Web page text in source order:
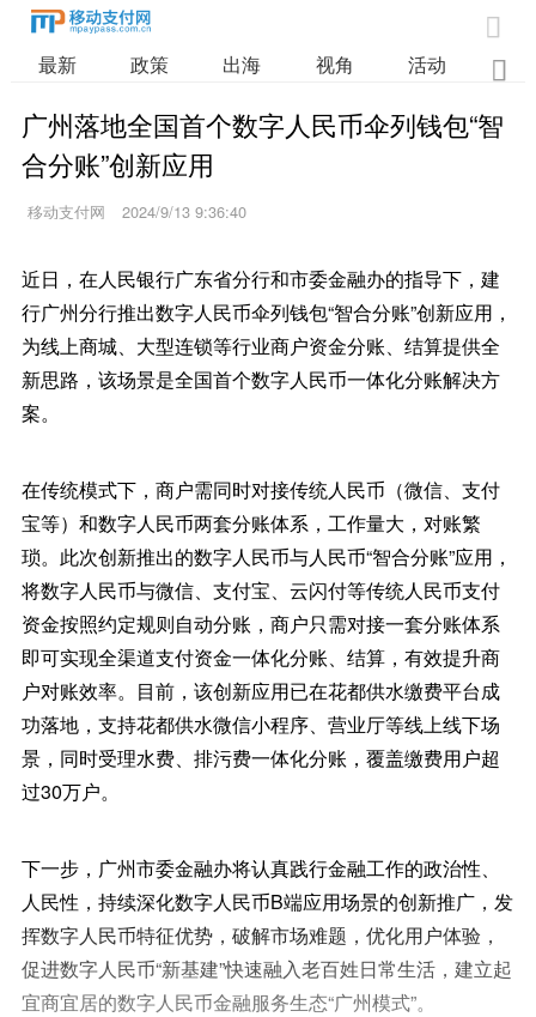

最新 政策 出海 视角 活动 业

广州落地全国首个数字人民币伞列钱包“智
合分账”创新应用
移动支付网 2024/9/13 9:36:40
近日，在人民银行广东省分行和市委金融办的指导下，建
行广州分行推出数字人民币伞列钱包“智合分账”创新应用，
为线上商城、大型连锁等行业商户资金分账、结算提供全
新思路，该场景是全国首个数字人民币一体化分账解决方
案。
在传统模式下，商户需同时对接传统人民币（微信、支付
宝等）和数字人民币两套分账体系，工作量大，对账繁
琐。此次创新推出的数字人民币与人民币“智合分账”应用，
将数字人民币与微信、支付宝、云闪付等传统人民币支付
资金按照约定规则自动分账，商户只需对接一套分账体系
即可实现全渠道支付资金一体化分账、结算，有效提升商
户对账效率。目前，该创新应用已在花都供水缴费平台成
功落地，支持花都供水微信小程序、营业厅等线上线下场
景，同时受理水费、排污费一体化分账，覆盖缴费用户超
过30万户。
下一步，广州市委金融办将认真践行金融工作的政治性、
人民性，持续深化数字人民币B端应用场景的创新推广，发
挥数字人民币特征优势，破解市场难题，优化用户体验，
促进数字人民币“新基建”快速融入老百姓日常生活，建立起
宜商宜居的数字人民币金融服务生态“广州模式”。